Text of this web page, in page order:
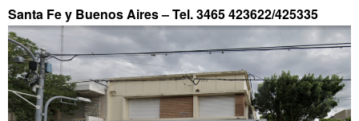
Santa Fe y Buenos Aires –Tel. 3465 423622/425335